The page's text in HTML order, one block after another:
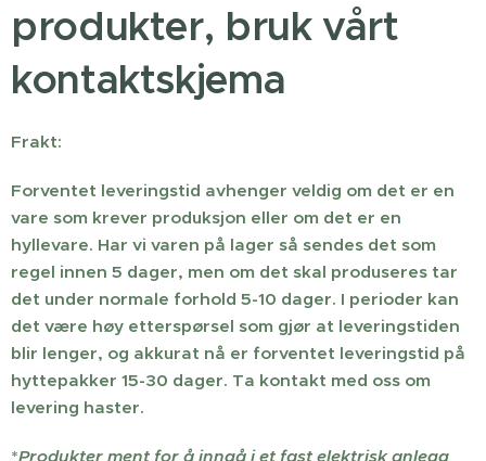
produkter, bruk vårt
kontaktskjema
Frakt:
Forventet leveringstid avhenger veldig om det er en
vare som krever produksjon eller om det er en
hyllevare. Har vi varen på lager så sendes det som
regel innen 5 dager, men om det skal produseres tar
det under normale forhold 5-10 dager. I perioder kan
det være høy etterspørsel som gjør at leveringstiden
blir lenger, og akkurat nå er forventet leveringstid på
hyttepakker 15-30 dager. Ta kontakt med oss om
levering haster.
*Produkter ment for å inngå i et fast elektrisk anlegg